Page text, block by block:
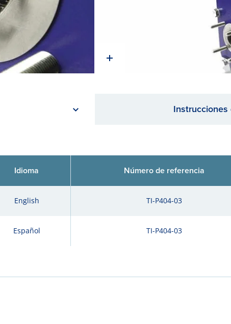
Idioma Número de referencia
English TI-P404-03
Español TI-P404-03